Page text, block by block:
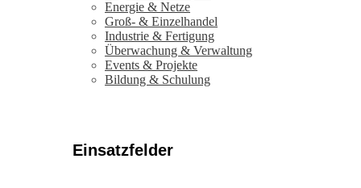
Energie & Netze
Groß- & Einzelhandel
Industrie & Fertigung
Überwachung & Verwaltung
Events & Projekte
Bildung & Schulung
Einsatzfelder